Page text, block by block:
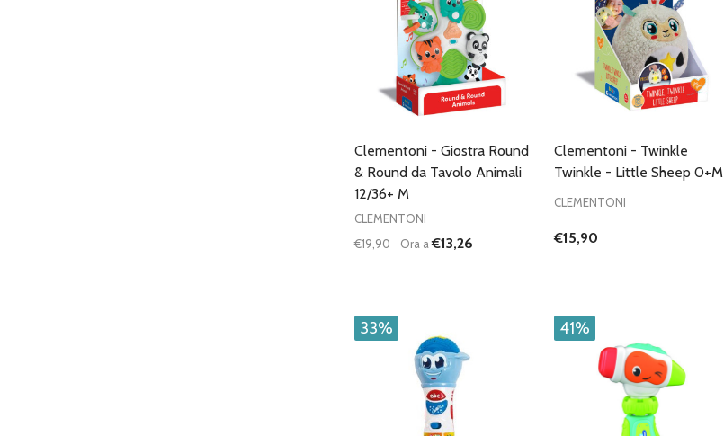
Clementoni - Giostra Round
& Round da Tavolo Animali
12/36+ M
CLEMENTONI
€19,90
Ora a€13,26
Clementoni - Twinkle
Twinkle - Little Sheep 0+M
CLEMENTONI
€15,90
33% 41%